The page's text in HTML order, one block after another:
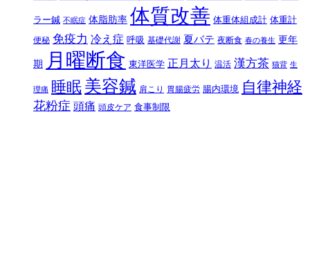
ラー鍼 不眠症 体脂肪率 体質改善 体重体組成計 体重計
便秘 免疫力 冷え症 呼吸 基礎代謝 夏バテ 夜断食 春の養生 更年
期 月曜断食 東洋医学 正月太り 温活 漢方茶 猫背 生
理痛 睡眠 美容鍼 肩こり 胃腸疲労 腸内環境 自律神経
花粉症 頭痛 頭皮ケア 食事制限